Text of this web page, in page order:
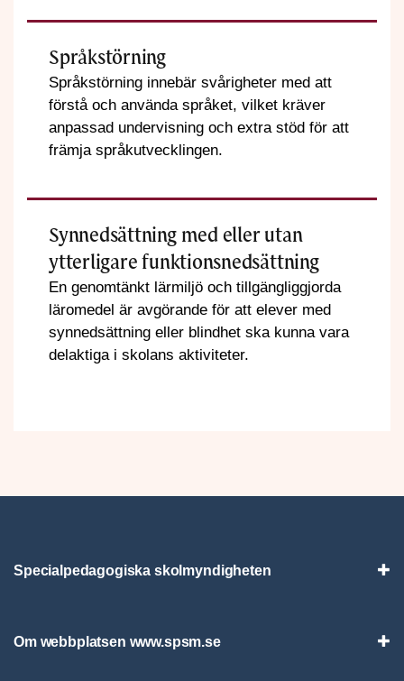
Språkstörning
Språkstörning innebär svårigheter med att
förstå och använda språket, vilket kräver
anpassad undervisning och extra stöd för att
främja språkutvecklingen.
Synnedsättning med eller utan
ytterligare funktionsnedsättning
En genomtänkt lärmiljö och tillgängliggjorda
läromedel är avgörande för att elever med
synnedsättning eller blindhet ska kunna vara
delaktiga i skolans aktiviteter.
Specialpedagogiska skolmyndigheten
Om webbplatsen www.spsm.se